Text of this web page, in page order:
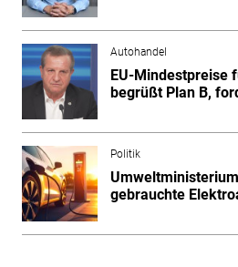
Autohandel
EU-Mindestpreise
begrüßt Plan B,
Politik
gebrauchte